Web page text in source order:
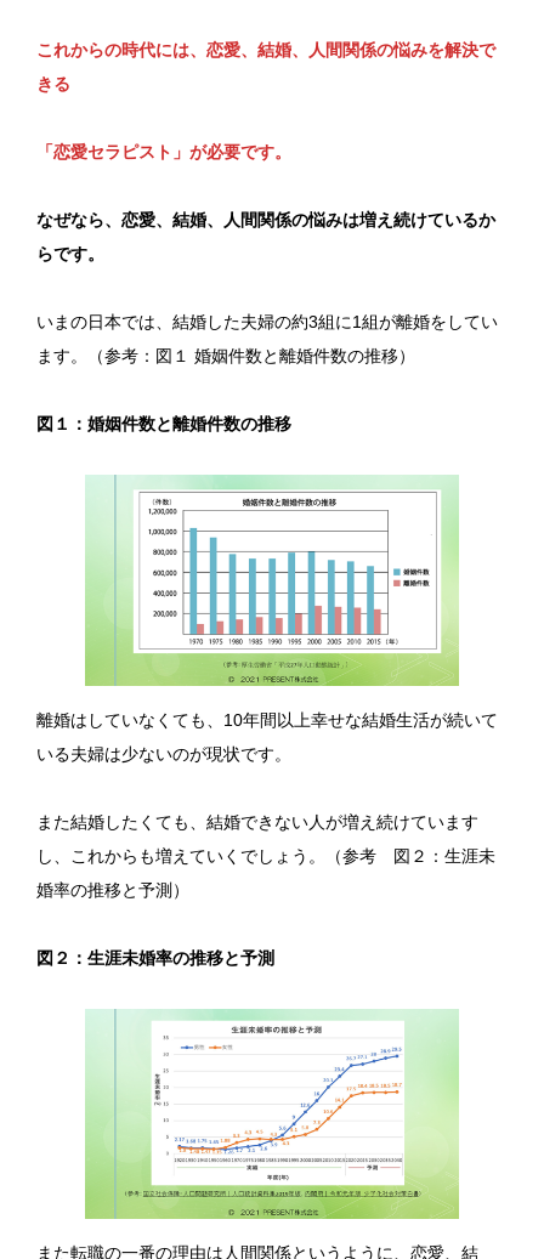
これからの時代には、恋愛、結婚、人間関係の悩みを解決で
きる
「恋愛セラピスト」が必要です。
なぜなら、恋愛、結婚、人間関係の悩みは増え続けているか
らです。
いまの日本では、結婚した夫婦の約3組に1組が離婚をしてい
ます。（参考：図１ 婚姻件数と離婚件数の推移）
図１：婚姻件数と離婚件数の推移
離婚はしていなくても、10年間以上幸せな結婚生活が続いて
いる夫婦は少ないのが現状です。
また結婚したくても、結婚できない人が増え続けています
し、これからも増えていくでしょう。（参考 図２：生涯未
婚率の推移と予測）
図２：生涯未婚率の推移と予測
また転職の一番の理由は人間関係というように、恋愛、結